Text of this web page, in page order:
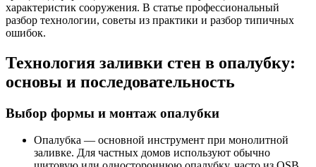
характеристик сооружения. В статье профессиональный
разбор технологии, советы из практики и разбор типичных
ошибок.
Технология заливки стен в опалубку:
основы и последовательность
Выбор формы и монтаж опалубки
Опалубка — основной инструмент при монолитной
заливке. Для частных домов используют обычно